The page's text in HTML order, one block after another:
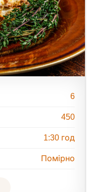
6
450
1:30 год
Помірно